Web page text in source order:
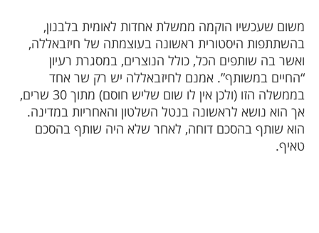
משום שעכשיו הוקמה ממשלת אחדות לאומית בלבנון,
בהשתתפות היסטורית ראשונה בעוצמתה של חיזבאללה,
ואשר בה שותפים הכל, כולל הנוצרים, במסגרת רעיון
“החיים במשותף”. אמנם לחיזבאללה יש רק שר אחד
בממשלה הזו (ולכן אין לו שום שליש חוסם) מתוך 30 שרים,
אך הוא נושא לראשונה בנטל השלטון והאחריות במדינה.
הוא שותף בהסכם דוחה, לאחר שלא היה שותף בהסכם
טאיף.